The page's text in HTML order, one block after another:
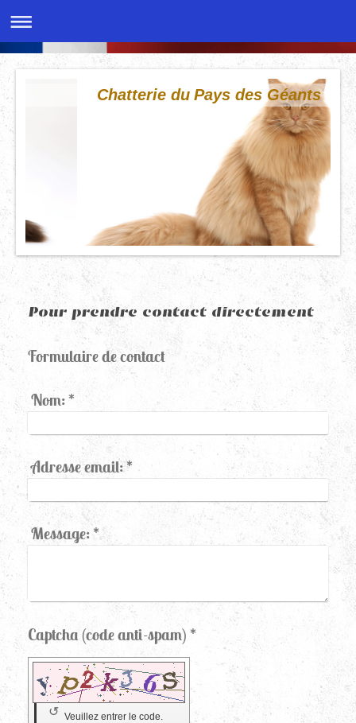
Chatterie du Pays des Géants
Pour prendre contact directement
Formulaire de contact
Nom:*
Adresse email:*
Message:*
Captcha (code anti-spam) *
Veuillez entrer le code.
↺